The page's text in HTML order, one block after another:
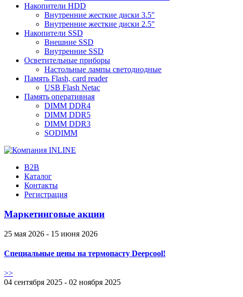
Накопители HDD
Внутренние жесткие диски 3.5"
Внутренние жесткие диски 2.5"
Накопители SSD
Внешние SSD
Внутренние SSD
Осветительные приборы
Настольные лампы светодиодные
Память Flash, card reader
USB Flash Netac
Память оперативная
DIMM DDR4
DIMM DDR5
DIMM DDR3
SODIMM
B2B
Каталог
Контакты
Регистрация
Маркетинговые акции
25 мая 2026 - 15 июня 2026
Специальные цены на термопасту Deepcool!
>>
04 сентября 2025 - 02 ноября 2025